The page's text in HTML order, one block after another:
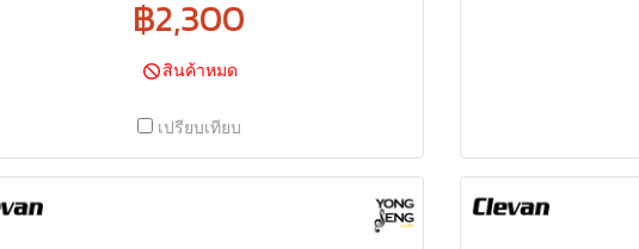
฿2,300
สินค้าหมด
เปรียบเทียบ